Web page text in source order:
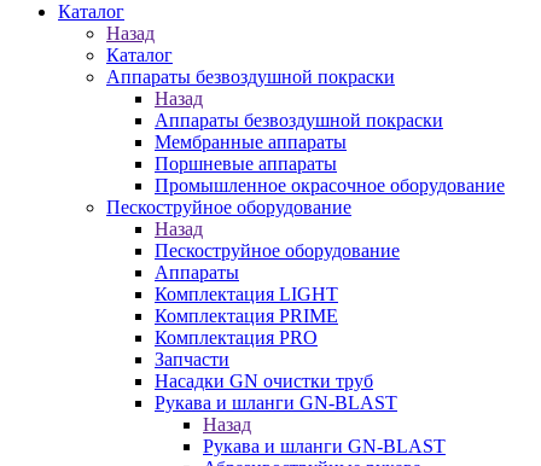
Каталог
Назад
Каталог
Аппараты безвоздушной покраски
Назад
Аппараты безвоздушной покраски
Мембранные аппараты
Поршневые аппараты
Промышленное окрасочное оборудование
Пескоструйное оборудование
Назад
Пескоструйное оборудование
Аппараты
Комплектация LIGHT
Комплектация PRIME
Комплектация PRO
Запчасти
Насадки GN очистки труб
Рукава и шланги GN-BLAST
Назад
Рукава и шланги GN-BLAST